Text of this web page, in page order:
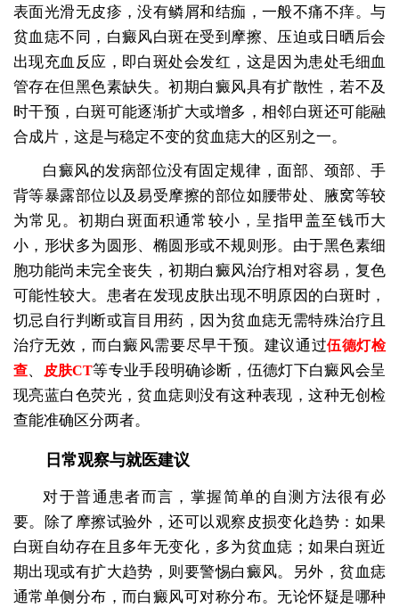
表面光滑无皮疹，没有鳞屑和结痂，一般不痛不痒。与
贫血痣不同，白癜风白斑在受到摩擦、压迫或日晒后会
出现充血反应，即白斑处会发红，这是因为患处毛细血
管存在但黑色素缺失。初期白癜风具有扩散性，若不及
时干预，白斑可能逐渐扩大或增多，相邻白斑还可能融
合成片，这是与稳定不变的贫血痣大的区别之一。
白癜风的发病部位没有固定规律，面部、颈部、手
背等暴露部位以及易受摩擦的部位如腰带处、腋窝等较
为常见。初期白斑面积通常较小，呈指甲盖至钱币大
小，形状多为圆形、椭圆形或不规则形。由于黑色素细
胞功能尚未完全丧失，初期白癜风治疗相对容易，复色
可能性较大。患者在发现皮肤出现不明原因的白斑时，
切忌自行判断或盲目用药，因为贫血痣无需特殊治疗且
治疗无效，而白癜风需要尽早干预。建议通过伍德灯检
查、 皮肤CT等专业手段明确诊断，伍德灯下白癜风会呈
现亮蓝白色荧光，贫血痣则没有这种表现，这种无创检
查能准确区分两者。
日常观察与就医建议
对于普通患者而言，掌握简单的自测方法很有必
要。除了摩擦试验外，还可以观察皮损变化趋势：如果
白斑自幼存在且多年无变化，多为贫血痣；如果白斑近
期出现或有扩大趋势，则要警惕白癜风。另外，贫血痣
通常单侧分布，而白癜风可对称分布。无论怀疑是哪种